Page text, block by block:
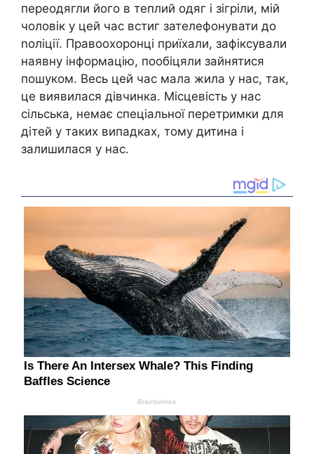
переодягли його в теплий одяг і зігріли, мій
чоловік у цей час встиг зателефонувати до
nоліції. Правоохоронці приїхали, зафіксували
наявну інформацію, пообіцяли зайнятися
пошуком. Весь цей час мала жила у нас, так,
це виявилася дівчинка. Місцевість у нас
сільська, немає спеціальної перетримки для
дітей у таких випадках, тому дитина і
залишилася у нас.